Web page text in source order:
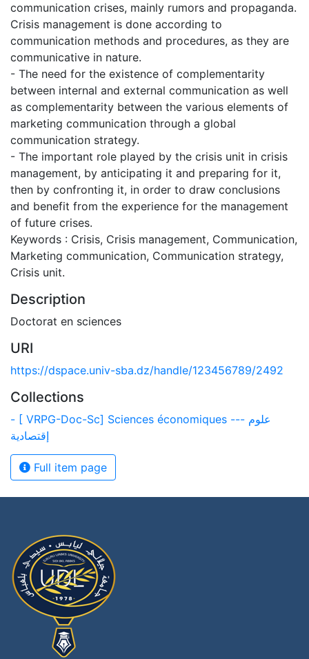
communication crises, mainly rumors and propaganda.
Crisis management is done according to
communication methods and procedures, as they are
communicative in nature.
- The need for the existence of complementarity
between internal and external communication as well
as complementarity between the various elements of
marketing communication through a global
communication strategy.
- The important role played by the crisis unit in crisis
management, by anticipating it and preparing for it,
then by confronting it, in order to draw conclusions
and benefit from the experience for the management
of future crises.
Keywords : Crisis, Crisis management, Communication,
Marketing communication, Communication strategy,
Crisis unit.
Description
Doctorat en sciences
URI
https://dspace.univ-sba.dz/handle/123456789/2492
Collections
- [ VRPG-Doc-Sc] Sciences économiques --- علوم
إقتصادية
Full item page